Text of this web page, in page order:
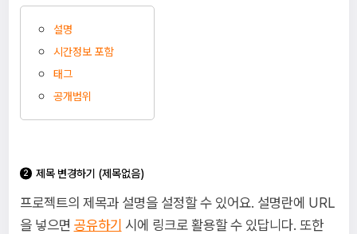
설명
시간정보 포함
태그
공개범위
제목 변경하기 (제목없음)
프로젝트의 제목과 설명을 설정할 수 있어요. 설명란에 URL
을 넣으면 공유하기 시에 링크로 활용할 수 있답니다. 또한